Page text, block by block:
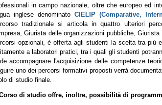
in campo nazionale, oltre che europeo ed
inglese denominato CIELIP (Comparative,
tradizionale si articola in quattro ulteriori
Giurista delle organizzazioni pubbliche,
opzionali, è offerta agli studenti la scelta tra più
a laboratori pratici, tra i quali gli studenti
accompagnare l'acquisizione delle competenze
uno dei percorsi formativi proposti verrà
di studio finale.
Corso di studio offre, inoltre, possibilità di